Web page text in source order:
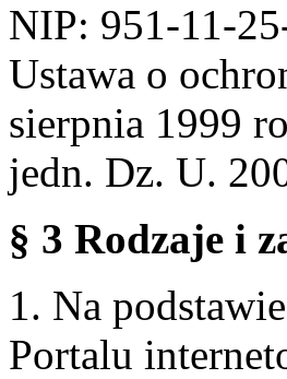
NIP: 951-11-
Ustawa o
sierpnia 1999
jedn. Dz. U.
§ 3 Rodzaje i
1. Na
Portalu